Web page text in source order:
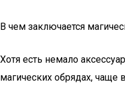
В чем заключается
Хотя есть немало
магических обрядах, чаще